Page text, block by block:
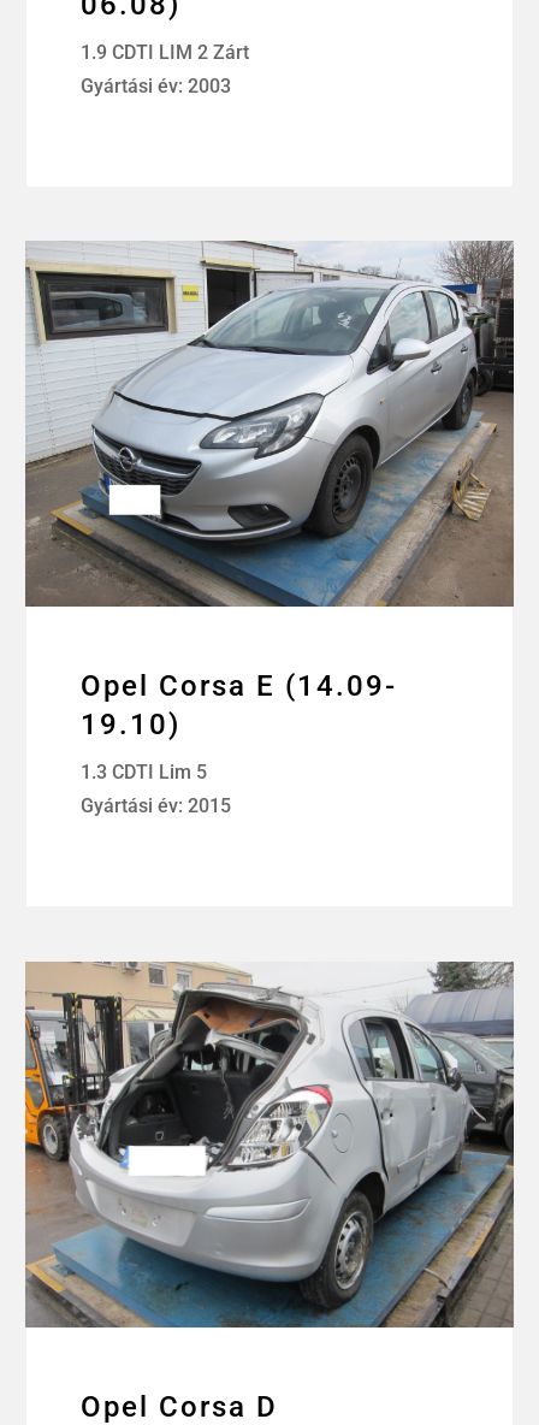
1.9 CDTI LIM 2 Zárt
Gyártási év: 2003
Opel Corsa E (14.09-
19.10)
1.3 CDTI Lim 5
Gyártási év: 2015
Opel Corsa D